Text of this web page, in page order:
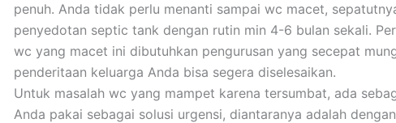
penuh. Anda tidak perlu menanti sampai wc macet,
penyedotan septic tank dengan rutin min 4-6 bulan sekali.
wc yang macet ini dibutuhkan pengurusan yang secepat
penderitaan keluarga Anda bisa segera diselesaikan.
Untuk masalah wc yang mampet karena tersumbat, ada
Anda pakai sebagai solusi urgensi, diantaranya adalah